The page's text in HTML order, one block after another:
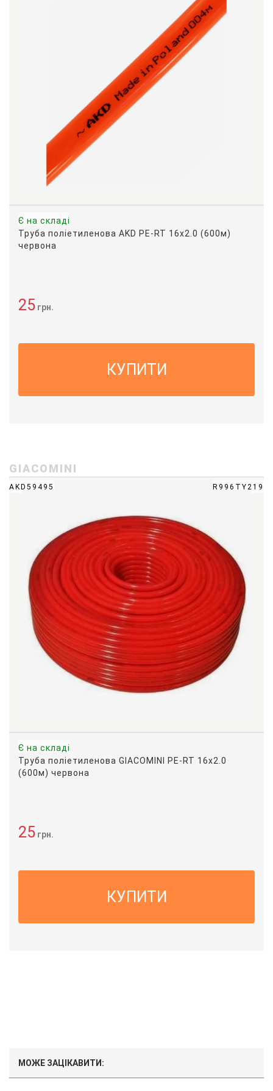
Є на складі
Труба поліетиленова AKD PE-RT 16х2.0 (600м)
червона
25 грн.
КУПИТИ
GIACOMINI
AKD59495 R996TY219
Є на складі
Труба поліетиленова GIACOMINI PE-RT 16х2.0
(600м) червона
25 грн.
КУПИТИ
МОЖЕ ЗАЦІКАВИТИ: